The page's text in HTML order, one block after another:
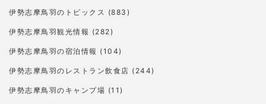
伊勢志摩鳥羽のトピックス (883)
伊勢志摩鳥羽観光情報 (282)
伊勢志摩鳥羽の宿泊情報 (104)
伊勢志摩鳥羽のレストラン飲食店 (244)
伊勢志摩鳥羽のキャンプ場 (11)